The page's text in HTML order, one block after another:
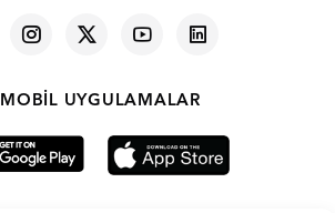
MOBIL UYGULAMALAR